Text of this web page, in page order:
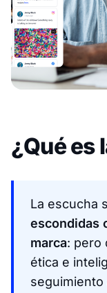
¿Qué es
La escucha
escondidas
marca: pero
ética e
seguimiento